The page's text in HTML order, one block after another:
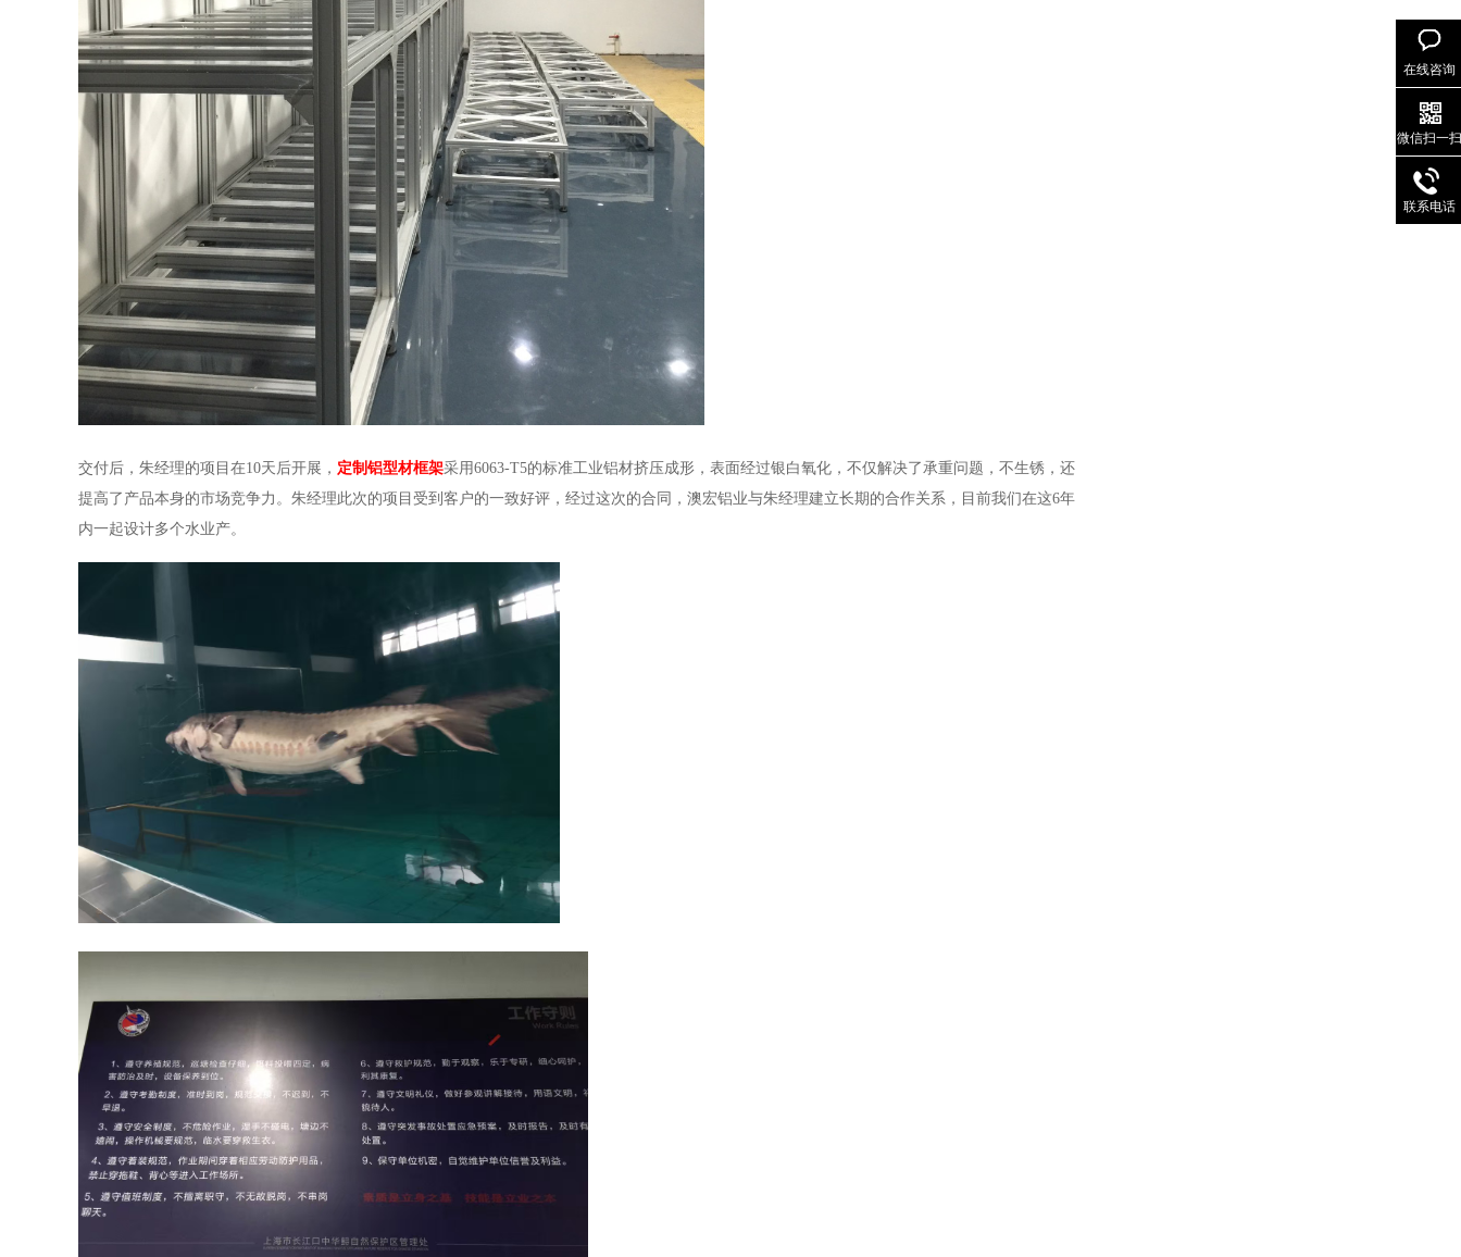
交付后，朱经理的项目在10天后开展， 定制铝型材框架采用6063-T5的标准工业铝材挤压成形，表面经过银白氧化，不仅解决了承重问题，不生锈，还
提高了产品本身的市场竞争力。朱经理此次的项目受到客户的一致好评，经过这次的合同，澳宏铝业与朱经理建立长期的合作关系，目前我们在这6年
内一起设计多个水业产。
在线咨询
微信扫一扫
联系电话